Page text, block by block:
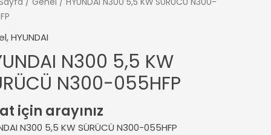
,HYUNDAI
N300 5,5 KW
N300-055HFP
için arayınız
N300 5,5 KW SÜRÜCÜ N300-055HFP